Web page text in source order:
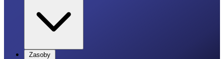
Zasoby